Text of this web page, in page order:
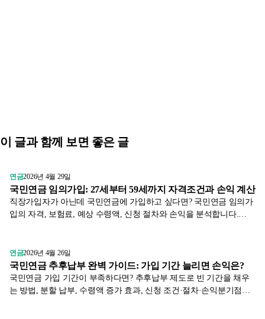
이 글과 함께 보면 좋은 글
연금2026년 4월 29일
국민연금 임의가입: 27세부터 59세까지 자격조건과 손익 계산
직장가입자가 아닌데 국민연금에 가입하고 싶다면? 국민연금 임의가
입의 자격, 보험료, 예상 수령액, 신청 절차와 손익을 분석합니다.
연금2026년 4월 26일
국민연금 추후납부 완벽 가이드: 가입 기간 늘리면 손익은?
국민연금 가입 기간이 부족하다면? 추후납부 제도로 빈 기간을 채우
는 방법, 분할 납부, 수령액 증가 효과, 신청 조건·절차·손익분기점을